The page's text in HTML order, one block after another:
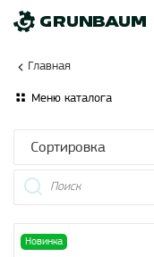
Главная
Меню каталога
Сортировка
Новинка